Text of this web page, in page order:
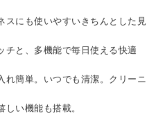
スにも使いやすいきちんとした見
チと、多機能で毎日使える快適
れ簡単。いつでも清潔。クリーニ
しい機能も搭載。